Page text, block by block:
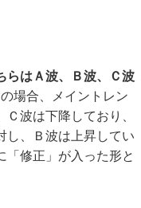
らはＡ波、Ｂ波、Ｃ波
場合、メイントレン
波は下降しており、
し、Ｂ波は上昇してい
「修正」が入った形と